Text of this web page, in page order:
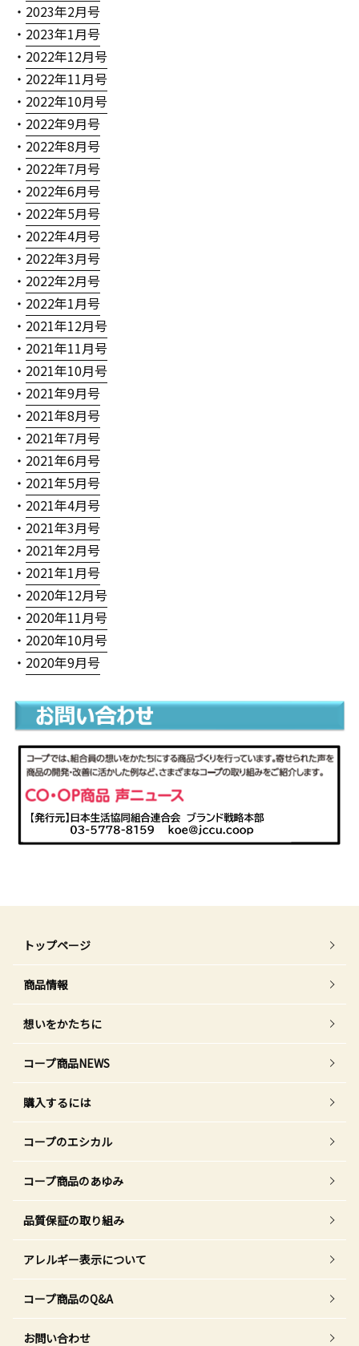
・ 2023年2月号
・ 2023年1月号
・ 2022年12月号
・ 2022年11月号
・ 2022年10月号
・ 2022年9月号
・ 2022年8月号
・ 2022年7月号
・ 2022年6月号
・ 2022年5月号
・ 2022年4月号
・ 2022年3月号
・ 2022年2月号
・ 2022年1月号
・ 2021年12月号
・ 2021年11月号
・ 2021年10月号
・ 2021年9月号
・ 2021年8月号
・ 2021年7月号
・ 2021年6月号
・ 2021年5月号
・ 2021年4月号
・ 2021年3月号
・ 2021年2月号
・ 2021年1月号
・ 2020年12月号
・ 2020年11月号
・ 2020年10月号
・ 2020年9月号
トップページ
商品情報
想いをかたちに
コープ商品NEWS
購入するには
コープのエシカル
コープ商品のあゆみ
品質保証の取り組み
アレルギー表示について
コープ商品のQ&A
お問い合わせ